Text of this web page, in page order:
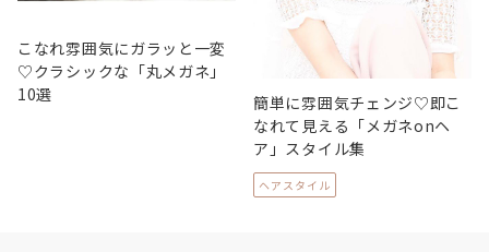
こなれ雰囲気にガラッと一変
♡クラシックな「丸メガネ」
10選
簡単に雰囲気チェンジ♡即こ
なれて見える「メガネonヘ
ア」スタイル集
ヘアスタイル